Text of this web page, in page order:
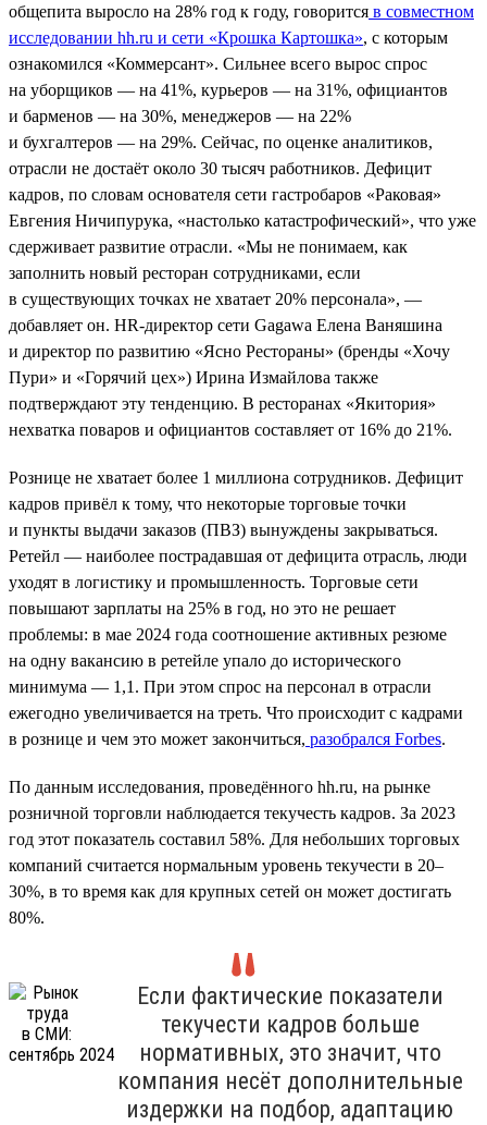
общепита выросло на 28% год к году, говорится в совместном
исследовании hh.ru и сети «Крошка Картошка», с которым
ознакомился «Коммерсант». Сильнее всего вырос спрос
на уборщиков — на 41%, курьеров — на 31%, официантов
и барменов — на 30%, менеджеров — на 22%
и бухгалтеров — на 29%. Сейчас, по оценке аналитиков,
отрасли не достаёт около 30 тысяч работников. Дефицит
кадров, по словам основателя сети гастробаров «Раковая»
Евгения Ничипурука, «настолько катастрофический», что уже
сдерживает развитие отрасли. «Мы не понимаем, как
заполнить новый ресторан сотрудниками, если
в существующих точках не хватает 20% персонала», —
добавляет он. HR-директор сети Gagawa Елена Ваняшина
и директор по развитию «Ясно Рестораны» (бренды «Хочу
Пури» и «Горячий цех») Ирина Измайлова также
подтверждают эту тенденцию. В ресторанах «Якитория»
нехватка поваров и официантов составляет от 16% до 21%.
Рознице не хватает более 1 миллиона сотрудников. Дефицит
кадров привёл к тому, что некоторые торговые точки
и пункты выдачи заказов (ПВЗ) вынуждены закрываться.
Ретейл — наиболее пострадавшая от дефицита отрасль, люди
уходят в логистику и промышленность. Торговые сети
повышают зарплаты на 25% в год, но это не решает
проблемы: в мае 2024 года соотношение активных резюме
на одну вакансию в ретейле упало до исторического
минимума — 1,1. При этом спрос на персонал в отрасли
ежегодно увеличивается на треть. Что происходит с кадрами
в рознице и чем это может закончиться, разобрался Forbes.
По данным исследования, проведённого hh.ru, на рынке
розничной торговли наблюдается текучесть кадров. За 2023
год этот показатель составил 58%. Для небольших торговых
компаний считается нормальным уровень текучести в 20–
30%, в то время как для крупных сетей он может достигать
80%.
Если фактические показатели
текучести кадров больше
нормативных, это значит, что
компания несёт дополнительные
издержки на подбор, адаптацию